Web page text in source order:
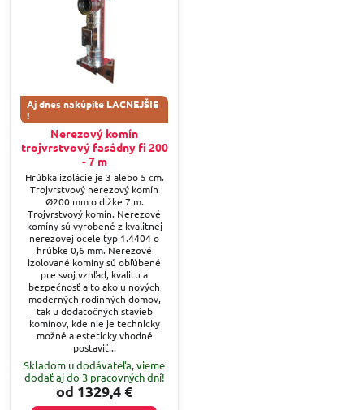
Aj dnes nakúpite LACNEJŠIE
!
Nerezový komín
trojvrstvový fasádny fi 200
- 7 m
Hrúbka izolácie je 3 alebo 5 cm.
Trojvrstvový nerezový komín
Ø200 mm o dĺžke 7 m.
Trojvrstvový komín. Nerezové
komíny sú vyrobené z kvalitnej
nerezovej ocele typ 1.4404 o
hrúbke 0,6 mm. Nerezové
izolované komíny sú obľúbené
pre svoj vzhľad, kvalitu a
bezpečnosť a to ako u nových
moderných rodinných domov,
tak u dodatočných stavieb
komínov, kde nie je technicky
možné a esteticky vhodné
postaviť...
Skladom u dodávateľa, vieme
dodať aj do 3 pracovných dní!
od 1329,4 €